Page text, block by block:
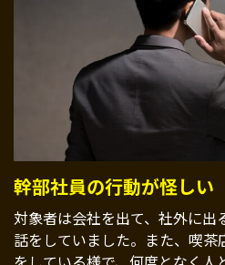
幹部社員の行動が怪しい
対象者は会社を出て、社外に出
話をしていました。また、喫茶